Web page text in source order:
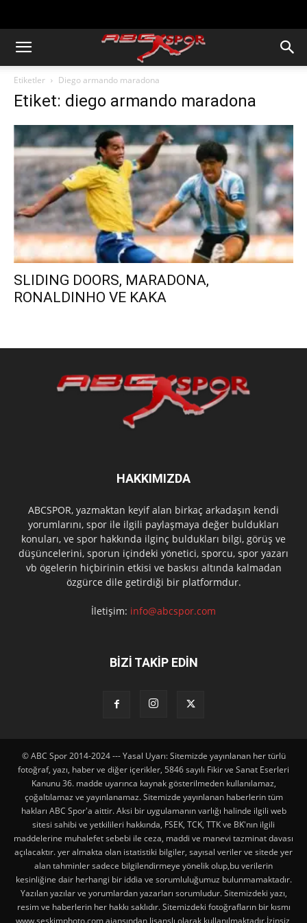
Etiketler Diego armando maradona
Etiket: diego armando maradona
SLIDING DOORS, MARADONA,
RONALDINHO VE KAKA
HAKKIMIZDA
ABCSPOR, yazmaktan keyif alan birkaç arkadaşın kendi
yorumlarını, spor ile ilgili paylaşmaya değer buldukları
konuları, ve spor hakkında ilginç buldukları bilgi, görüş ve
düşüncelerini, sporun içindeki yönetici, sporcu, spor yazarı
vb ögelerin hiçbirinin etkisi ve baskısı altında kalmadan
özgürce dile getirdiği bir platformdur.
İletişim: info@abcspor.com
BİZİ TAKİP EDİN
© ABC Spor 2014-2024 --- Yasal Uyarı: Sitemizde yayınlanan her türlü
fotoğraf, yazı, haber ve diğer içerikler, 5846 sayılı Fikir ve Sanat Eserleri
Kanunu 36. madde uyarınca kaynak gösterilmeden kullanılamaz,
çoğaltılamaz ve yayınlanamaz. Sitemizde yayınlanan haberlerin tüm
hakları ABC Spor'a aittir. Aksi bir uygulamanın varlığı halinde ilgili web
sitesi sahibi ve yetkilileri hakkında, FSEK, TCK, TTK ve BK'nın ilgili
maddelerine muhalefet sebebi ile ceza, maddi ve manevi tazminat davası
açılacaktır. yer almakta olan istatistiki bilgiler, sayısal veriler ve sitede yer
alan tahminler sadece bilgilendirmeye yönelik olup,bu verilerin
kesinliğine dair herhangi bir iddia ve sorumluluğumuz bulunmamaktadır.
Yazılan yazılar ve yorumlardan yazarları sorumludur. Sitemizdeki yazı,
resim ve haberlerin her hakkı saklıdır. Sitemizdeki fotoğrafların bir kısmı
www.seskimphoto.com ajansından lisanslı olarak kullanılmaktadır.İzinsiz,